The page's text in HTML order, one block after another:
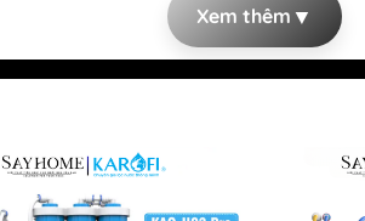
Xem thêm ▼